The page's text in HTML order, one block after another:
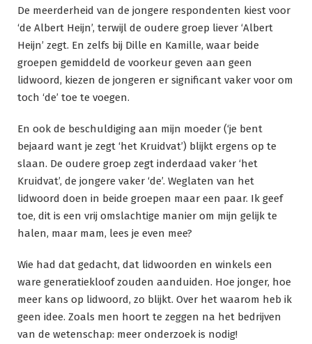
De meerderheid van de jongere respondenten kiest voor
‘de Albert Heijn’, terwijl de oudere groep liever ‘Albert
Heijn’ zegt. En zelfs bij Dille en Kamille, waar beide
groepen gemiddeld de voorkeur geven aan geen
lidwoord, kiezen de jongeren er significant vaker voor om
toch ‘de’ toe te voegen.
En ook de beschuldiging aan mijn moeder (‘je bent
bejaard want je zegt ‘het Kruidvat’) blijkt ergens op te
slaan. De oudere groep zegt inderdaad vaker ‘het
Kruidvat’, de jongere vaker ‘de’. Weglaten van het
lidwoord doen in beide groepen maar een paar. Ik geef
toe, dit is een vrij omslachtige manier om mijn gelijk te
halen, maar mam, lees je even mee?
Wie had dat gedacht, dat lidwoorden en winkels een
ware generatiekloof zouden aanduiden. Hoe jonger, hoe
meer kans op lidwoord, zo blijkt. Over het waarom heb ik
geen idee. Zoals men hoort te zeggen na het bedrijven
van de wetenschap: meer onderzoek is nodig!